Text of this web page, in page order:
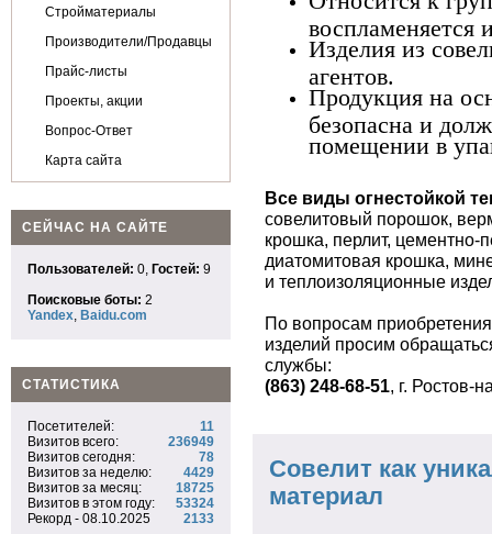
Стройматериалы
Производители/Продавцы
Прайс-листы
Проекты, акции
Вопрос-Ответ
Карта сайта
СЕЙЧАС НА САЙТЕ
Пользователей: 0, Гостей: 9
Поисковые боты: 2
Yandex, Baidu.com
СТАТИСТИКА
Посетителей:
11
Визитов всего:
236949
Визитов сегодня:
78
Визитов за неделю:
4429
Визитов за месяц:
18725
Визитов в этом году:
53324
Рекорд - 08.10.2025
2133
воспламеняется
Изделия из
агентов.
Продукция на
безопасна и
помещении в
Все виды огнестойкой
совелитовый порошок,
крошка, перлит, цементно-
диатомитовая крошка,
и теплоизоляционные
По вопросам
изделий просим
службы:
(863) 248-68-51, г. Ростов-
Совелит как
материал